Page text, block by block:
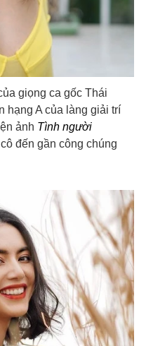
giọng ca gốc Thái
hạng A của làng giải trí
ảnh Tình người
đến gần công chúng